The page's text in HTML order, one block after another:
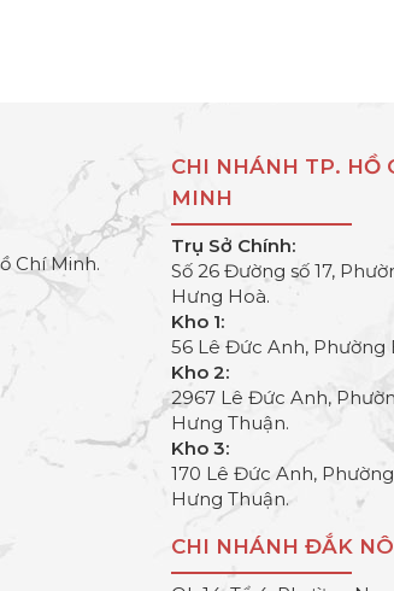
Chí Minh.
CHI NHÁNH TP. HỒ
MINH
Trụ Sở Chính:
Số 26 Đường số 17,
Hưng Hoà.
Kho 1:
56 Lê Đức Anh, Phường
Kho 2:
2967 Lê Đức Anh,
Hưng Thuận.
Kho 3:
170 Lê Đức Anh,
Hưng Thuận.
CHI NHÁNH ĐẮK